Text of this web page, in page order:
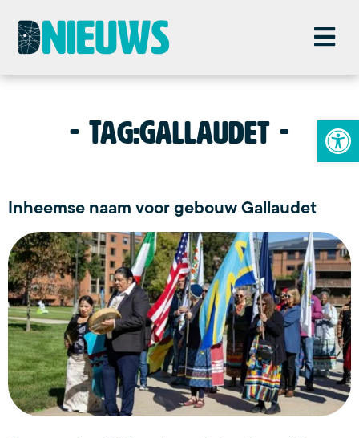
Tag:Gallaudet
Inheemse naam voor gebouw Gallaudet